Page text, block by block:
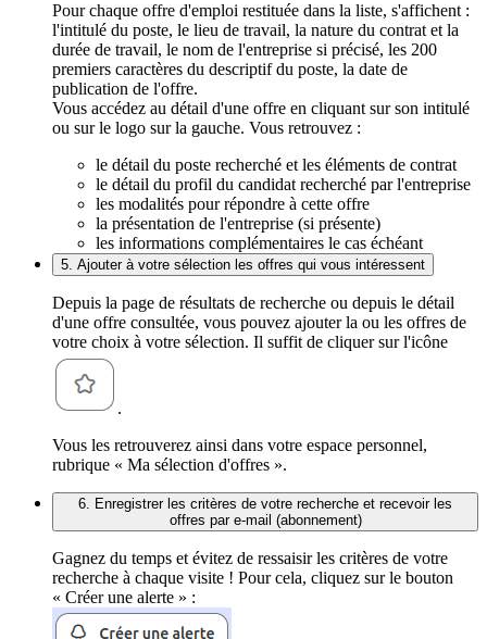
Pour chaque offre d'emploi restituée dans la liste, s'affichent :
l'intitulé du poste, le lieu de travail, la nature du contrat et la
durée de travail, le nom de l'entreprise si précisé, les 200
premiers caractères du descriptif du poste, la date de
publication de l'offre.
Vous accédez au détail d'une offre en cliquant sur son intitulé
ou sur le logo sur la gauche. Vous retrouvez :
le détail du poste recherché et les éléments de contrat
le détail du profil du candidat recherché par l'entreprise
les modalités pour répondre à cette offre
la présentation de l'entreprise (si présente)
les informations complémentaires le cas échéant
5. Ajouter à votre sélection les offres qui vous intéressent
Depuis la page de résultats de recherche ou depuis le détail
d'une offre consultée, vous pouvez ajouter la ou les offres de
votre choix à votre sélection. Il suffit de cliquer sur l'icône
.
Vous les retrouverez ainsi dans votre espace personnel,
rubrique « Ma sélection d'offres ».
6. Enregistrer les critères de votre recherche et recevoir les
offres par e-mail (abonnement)
Gagnez du temps et évitez de ressaisir les critères de votre
recherche à chaque visite ! Pour cela, cliquez sur le bouton
« Créer une alerte » :